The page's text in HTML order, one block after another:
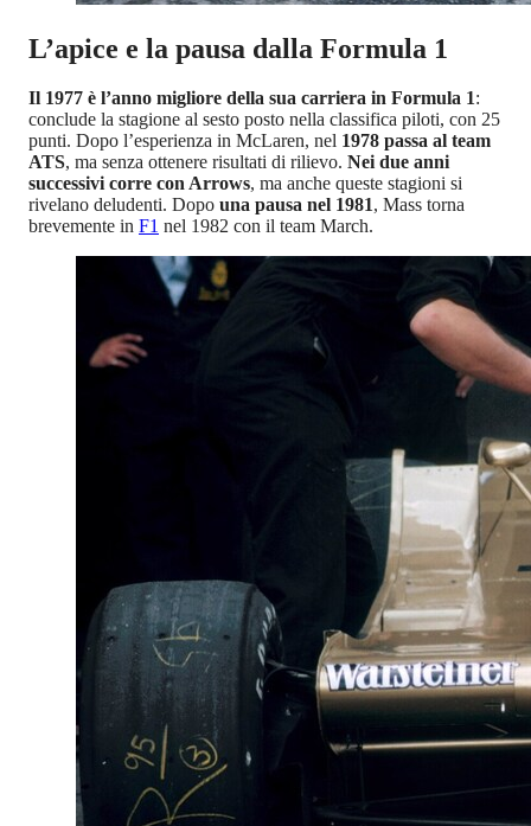
L’apice e la pausa dalla Formula 1
Il 1977 è l’anno migliore della sua carriera in Formula 1:
conclude la stagione al sesto posto nella classifica piloti, con 25
punti. Dopo l’esperienza in McLaren, nel 1978 passa al team
ATS, ma senza ottenere risultati di rilievo. Nei due anni
successivi corre con Arrows, ma anche queste stagioni si
rivelano deludenti. Dopo una pausa nel 1981, Mass torna
brevemente in F1 nel 1982 con il team March.